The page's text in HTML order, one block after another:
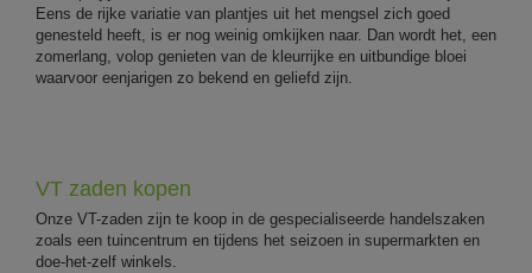
Eens de rijke variatie van plantjes uit het mengsel zich goed
genesteld heeft, is er nog weinig omkijken naar. Dan wordt het, een
zomerlang, volop genieten van de kleurrijke en uitbundige bloei
waarvoor eenjarigen zo bekend en geliefd zijn.
VT zaden kopen
Onze VT-zaden zijn te koop in de gespecialiseerde handelszaken
zoals een tuincentrum en tijdens het seizoen in supermarkten en
doe-het-zelf winkels.